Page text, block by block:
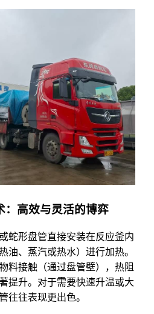
：高效与灵活的博弈
蛇形盘管直接安装在反应釜内
油、蒸汽或热水）进行加热。
料接触（通过盘管壁），热阻
提升。对于需要快速升温或大
往往表现更出色。